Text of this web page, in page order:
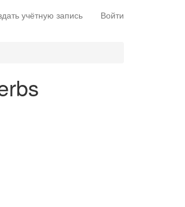
учётную запись Войти